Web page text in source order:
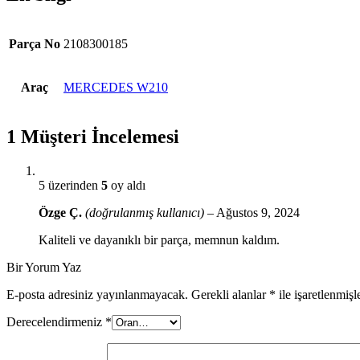
Parça No 2108300185
Araç MERCEDES W210
1 Müşteri İncelemesi
5 üzerinden 5 oy aldı
Özge Ç. (doğrulanmış kullanıcı) – Ağustos 9, 2024
Kaliteli ve dayanıklı bir parça, memnun kaldım.
Bir Yorum Yaz
E-posta adresiniz yayınlanmayacak. Gerekli alanlar * ile
Derecelendirmeniz *